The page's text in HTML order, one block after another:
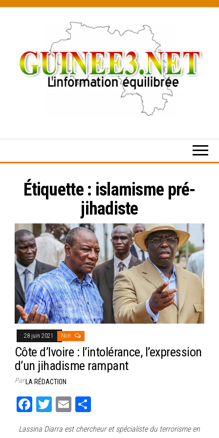
content
Étiquette : islamisme pré-
jihadiste
28 juin 2021 Non
Côte d’Ivoire : l’intolérance, l’expression
d’un jihadisme rampant
ParLA RÉDACTION
Fa T
E
Lassina Diarra est chercheur et spécialiste du terrorisme en